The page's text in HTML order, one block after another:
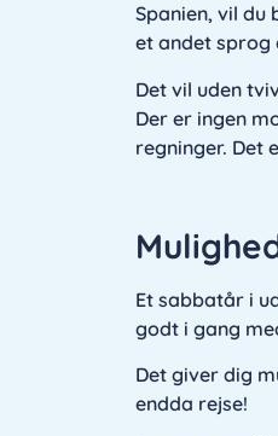
Spanien, vil
et andet sprog
Det vil uden
Der er ingen
regninger. Det
Et sabbatår i
godt i gang
Det giver dig
endda rejse!